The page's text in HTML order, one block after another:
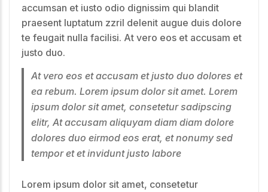
accumsan et iusto odio dignissim qui blandit
praesent luptatum zzril delenit augue duis dolore
te feugait nulla facilisi. At vero eos et accusam et
justo duo.
At vero eos et accusam et justo duo dolores et
ea rebum. Lorem ipsum dolor sit amet. Lorem
ipsum dolor sit amet, consetetur sadipscing
elitr, At accusam aliquyam diam diam dolore
dolores duo eirmod eos erat, et nonumy sed
tempor et et invidunt justo labore
Lorem ipsum dolor sit amet, consetetur